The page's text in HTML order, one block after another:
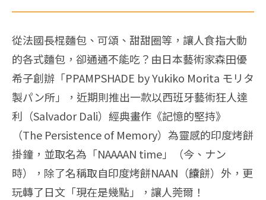
從法國長棍麵包、可頌、甜甜圈等，讓人食指大動
的各式麵包，卻通通不能吃？由日本藝術家森田優
希子創辦「PPAMPSHADE by Yukiko Morita モリタ
製パン所」，近期則推出一款以西班牙藝術狂人達
利（Salvador Dali）經典畫作《記憶的堅持》
（The Persistence of Memory）為靈感的印度烤餅
掛鐘，並取名為「NAAAAN time」（今、ナン
時），除了名稱取自印度烤餅NAAN（饢餅）外，更
玩轉了日文「現在是幾點」，讓人莞爾！